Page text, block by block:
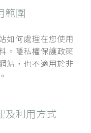
範圍
如何處理在您使用
。隱私權保護政策
站，也不適用於非
及利用方式